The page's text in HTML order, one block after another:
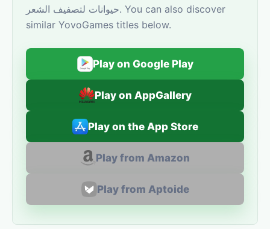
حيوانات لتصفيف الشعر. You can also discover
similar YovoGames titles below.
Play on Google Play
Play on AppGallery
Play on the App Store
Play from Amazon
Play from Aptoide